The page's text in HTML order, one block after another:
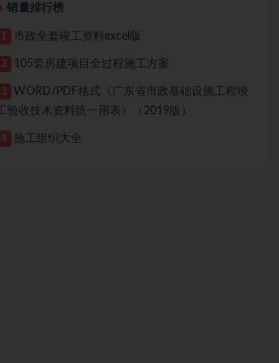
销量排行榜
1 市政全套竣工资料excel版
2 105套房建项目全过程施工方案
3
WORD/PDF格式《广东省市政基础设施工程竣
工验收技术资料统一用表》（2019版）
4 施工组织大全